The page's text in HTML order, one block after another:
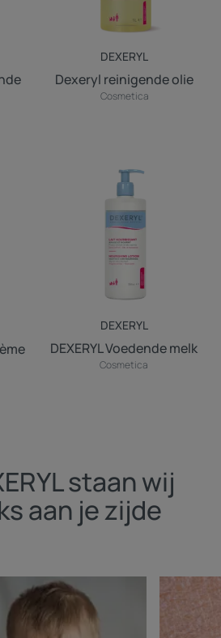
DEXERYL
Dexeryl reinigende olie
Cosmetica
Voedende
melk
DEXERYL
DEXERYL Voedende melk
Cosmetica
staan wij
aan je zijde
Een